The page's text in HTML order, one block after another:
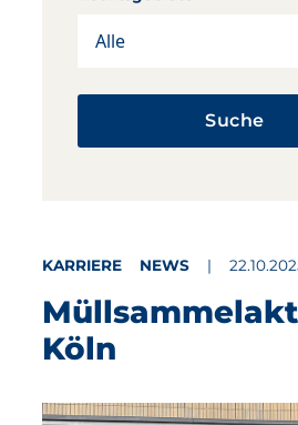
Suche
KARRIERE NEWS
Köln